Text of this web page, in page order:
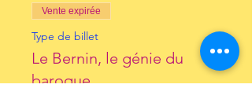
Vente expirée
Type de billet
Le Bernin, le génie du
baroque